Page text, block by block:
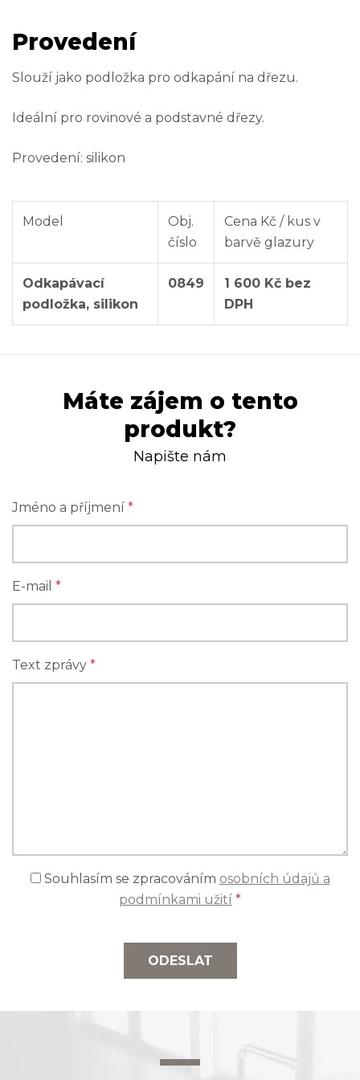
Provedení
Slouží jako podložka pro odkapání na dřezu.
Ideální pro rovinové a podstavné dřezy.
Provedení: silikon
Model
Obj.
číslo
Cena Kč / kus v
barvě glazury
Odkapávací
podložka, silikon
0849
1 600 Kč bez
DPH
Máte zájem o tento
produkt?
Napište nám
Jméno a příjmení *
E-mail *
Text zprávy *
Souhlasím se zpracováním osobních údajů a
podmínkami užití *
ODESLAT